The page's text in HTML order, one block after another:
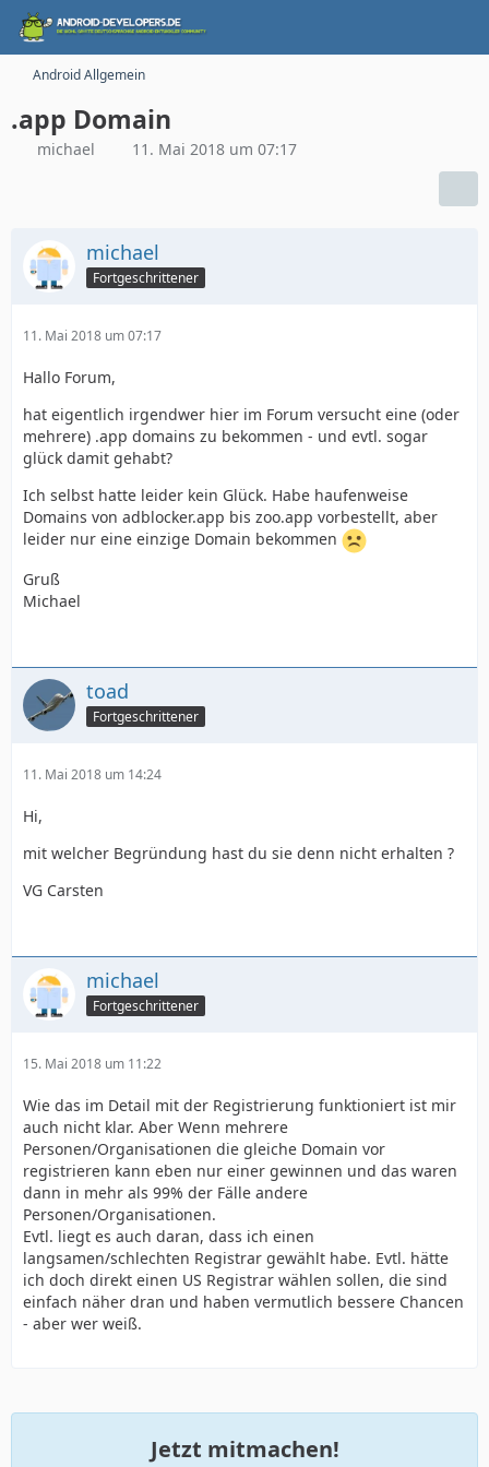
Android Allgemein
.app Domain
michael 11. Mai 2018 um 07:17
michael
Fortgeschrittener
11. Mai 2018 um 07:17
Hallo Forum,
hat eigentlich irgendwer hier im Forum versucht eine (oder
mehrere) .app domains zu bekommen - und evtl. sogar
glück damit gehabt?
Ich selbst hatte leider kein Glück. Habe haufenweise
Domains von adblocker.app bis zoo.app vorbestellt, aber
leider nur eine einzige Domain bekommen
Gruß
Michael
toad
Fortgeschrittener
11. Mai 2018 um 14:24
Hi,
mit welcher Begründung hast du sie denn nicht erhalten ?
VG Carsten
michael
Fortgeschrittener
15. Mai 2018 um 11:22
Wie das im Detail mit der Registrierung funktioniert ist mir
auch nicht klar. Aber Wenn mehrere
Personen/Organisationen die gleiche Domain vor
registrieren kann eben nur einer gewinnen und das waren
dann in mehr als 99% der Fälle andere
Personen/Organisationen.
Evtl. liegt es auch daran, dass ich einen
langsamen/schlechten Registrar gewählt habe. Evtl. hätte
ich doch direkt einen US Registrar wählen sollen, die sind
einfach näher dran und haben vermutlich bessere Chancen
- aber wer weiß.
Jetzt mitmachen!